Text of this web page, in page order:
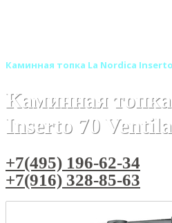
Каминная топка La Nordica
Каминная
Inserto 70
+7(495) 196-62-34
+7(916) 328-85-63